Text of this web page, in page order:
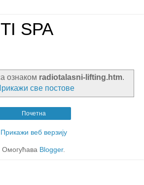
SPA
ознаком radiotalasni-lifting.htm.
све постове
Почетна
Прикажи веб верзију
Омогућава Blogger.